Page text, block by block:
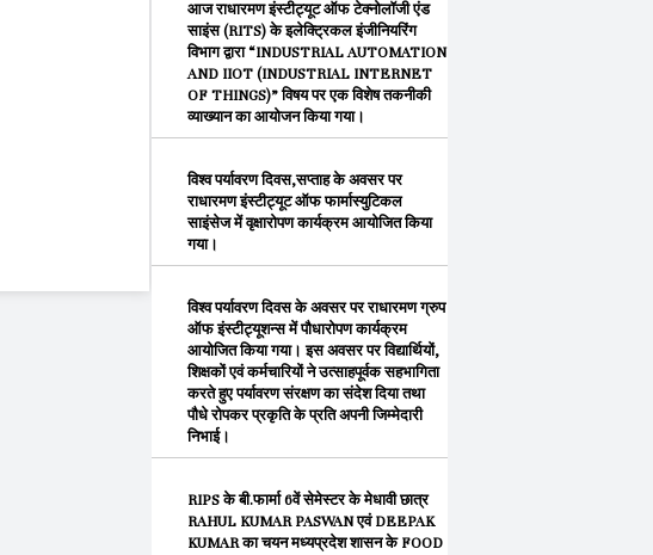
आज राधारमण इंस्टीट्यूट ऑफ टेक्नोलॉजी एंड
साइंस (RITS) के इलेक्ट्रिकल इंजीनियरिंग
विभाग द्वारा “INDUSTRIAL AUTOMATION
AND IIOT (INDUSTRIAL INTERNET
OF THINGS)” विषय पर एक विशेष तकनीकी
व्याख्यान का आयोजन किया गया।
विश्व पर्यावरण दिवस,सप्ताह के अवसर पर
राधारमण इंस्टीट्यूट ऑफ फार्मास्युटिकल
साइंसेज में वृक्षारोपण कार्यक्रम आयोजित किया
गया।
विश्व पर्यावरण दिवस के अवसर पर राधारमण ग्रुप
ऑफ इंस्टीट्यूशन्स में पौधारोपण कार्यक्रम
आयोजित किया गया। इस अवसर पर विद्यार्थियों,
शिक्षकों एवं कर्मचारियों ने उत्साहपूर्वक सहभागिता
करते हुए पर्यावरण संरक्षण का संदेश दिया तथा
पौधे रोपकर प्रकृति के प्रति अपनी जिम्मेदारी
निभाई।
RIPS के बी.फार्मा 6वें सेमेस्टर के मेधावी छात्र
RAHUL KUMAR PASWAN एवं DEEPAK
KUMAR का चयन मध्यप्रदेश शासन के FOOD